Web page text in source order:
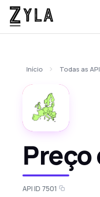
Início Todas as
Preço
API ID 7501